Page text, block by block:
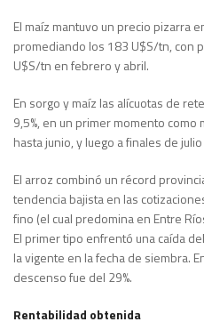
El maíz mantuvo un precio pizarra
promediando los 183 U$S/tn, con
U$S/tn en febrero y abril.
En sorgo y maíz las alícuotas de
9,5%, en un primer momento
hasta junio, y luego a finales de
El arroz combinó un récord
tendencia bajista en las
fino (el cual predomina en Entre
El primer tipo enfrentó una caída
la vigente en la fecha de siembra.
descenso fue del 29%.
Rentabilidad obtenida